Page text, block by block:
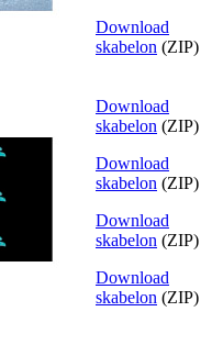
Download
skabelon (ZIP)
Download
skabelon (ZIP)
Download
skabelon (ZIP)
Download
skabelon (ZIP)
Download
skabelon (ZIP)